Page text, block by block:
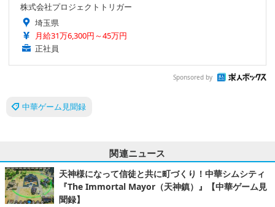
株式会社プロジェクトトリガー
埼玉県
月給31万6,300円～45万円
正社員
Sponsored by
中華ゲーム見聞録
関連ニュース
天神様になって信徒と共に町づくり！中華シムシティ
『The Immortal Mayor（天神鎮）』【中華ゲーム見
聞録】